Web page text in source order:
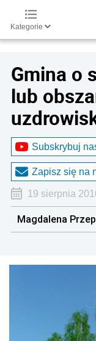
Kategorie
Gmina o
lub
Subskrybuj
Zapisz się na
19 sierpnia
Magdalena